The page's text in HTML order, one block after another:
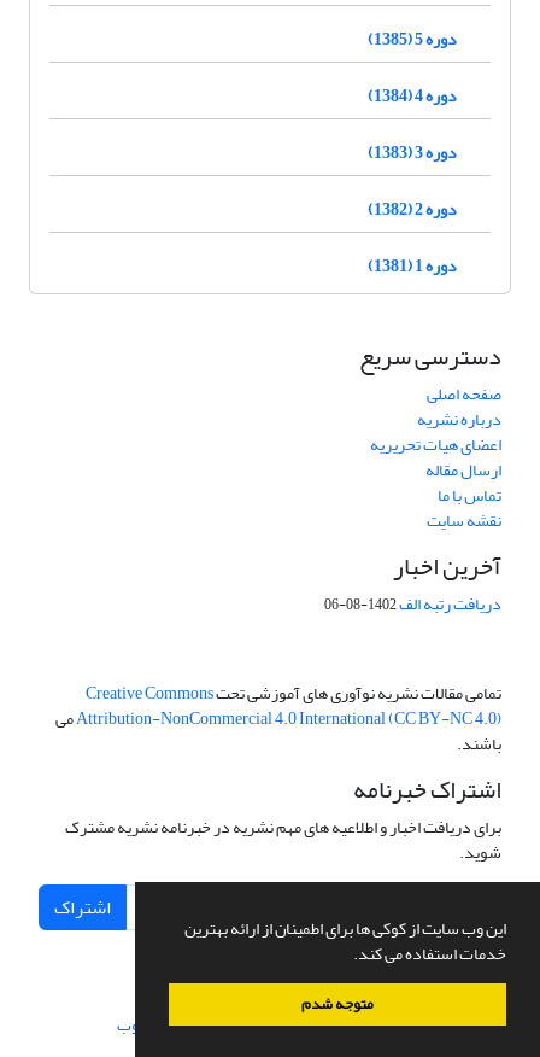
این وب سایت از کوکی ها برای اطمینان از ارائه بهترین
خدمات استفاده می کند.
متوجه شدم
دوره 5 (1385)
دوره 4 (1384)
دوره 3 (1383)
دوره 2 (1382)
دوره 1 (1381)
دسترسی سریع
صفحه اصلی
درباره نشریه
اعضای هیات تحریریه
ارسال مقاله
تماس با ما
نقشه سایت
آخرین اخبار
دریافت رتبه الف1402-08-06
تمامی مقالات نشریه نوآوری های آموزشی تحتCreative Commons
Attribution-NonCommercial 4.0 International (CC BY-NC 4.0)می
باشند.
اشتراک خبرنامه
برای دریافت اخبار و اطلاعیه های مهم نشریه در خبرنامه نشریه مشترک
شوید.
اشتراک
سامانه مدیریت نشریات علمی.طراحی و پیاده سازی از سیناوب